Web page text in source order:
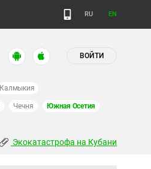
RU EN
ВОЙТИ
Калмыкия
Чечня Южная Осетия
Экокатастрофа на Кубани